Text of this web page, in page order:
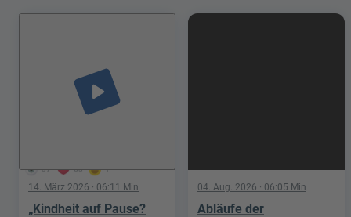
37 63 1
play_arrow
14. März 2026 · 06:11 Min
„Kindheit auf Pause?
04. Aug. 2026 · 06:05 Min
Abläufe der